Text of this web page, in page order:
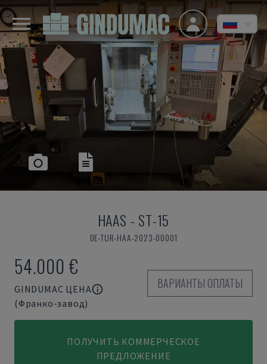
HAAS - ST-15
DE-TUR-HAA-2023-00001
54.000 €
GINDUMAC ЦЕНА
(Франко-завод)
ВАРИАНТЫ ОПЛАТЫ
ПОЛУЧИТЬ КОММЕРЧЕСКОЕ
ПРЕДЛОЖЕНИЕ